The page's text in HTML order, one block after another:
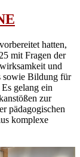
hatten,
mit Fragen der
und
sowie Bildung für
gelang ein
zur
pädagogischen
komplexe